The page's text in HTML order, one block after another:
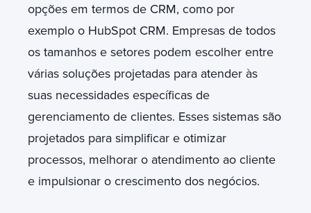
opções em termos de CRM, como por
exemplo o HubSpot CRM. Empresas de todos
os tamanhos e setores podem escolher entre
várias soluções projetadas para atender às
suas necessidades específicas de
gerenciamento de clientes. Esses sistemas são
projetados para simplificar e otimizar
processos, melhorar o atendimento ao cliente
e impulsionar o crescimento dos negócios.